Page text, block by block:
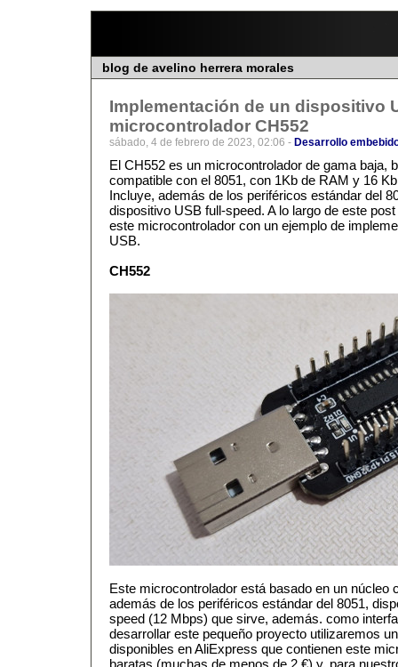
blog de avelino herrera morales
Implementación de un dispositivo
microcontrolador CH552
sábado, 4 de febrero de 2023, 02:06 - Desarrollo
El CH552 es un microcontrolador de gama baja,
compatible con el 8051, con 1Kb de RAM y 16
Incluye, además de los periféricos estándar del
dispositivo USB full-speed. A lo largo de este
este microcontrolador con un ejemplo de
USB.
CH552
Este microcontrolador está basado en un núcleo
además de los periféricos estándar del 8051,
speed (12 Mbps) que sirve, además. como
desarrollar este pequeño proyecto utilizaremos
disponibles en AliExpress que contienen este
baratas (muchas de menos de 2 €) y, para